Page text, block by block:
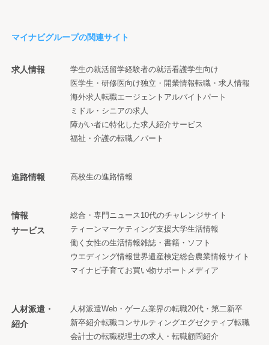
マイナビグループの関連サイト
求人情報 学生の就活留学経験者の就活看護学生向け
医学生・研修医向け独立・開業情報転職・求人情報
海外求人転職エージェント アルバイト パート
ミドル・シニアの求人
障がい者に特化した求人紹介サービス
福祉・介護の転職／パート
進路情報 高校生の進路情報
情報
サービス
総合・専門ニュース10代のチャレンジサイト
ティーンマーケティング支援大学生活情報
働く女性の生活情報雑誌・書籍・ソフト
ウエディング情報世界遺産検定総合農業情報サイト
マイナビ子育てお買い物サポートメディア
人材派遣・
紹介
人材派遣Web・ゲーム業界の転職20代・第二新卒
新卒紹介転職コンサルティングエグゼクティブ転職
会計士の転職税理士の求人・転職顧問紹介